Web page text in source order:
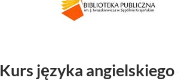
Kurs języka